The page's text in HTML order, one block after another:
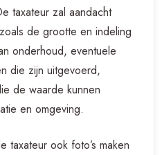
taxateur zal aandacht
de grootte en indeling
onderhoud, eventuele
die zijn uitgevoerd,
de waarde kunnen
en omgeving.
taxateur ook foto’s maken